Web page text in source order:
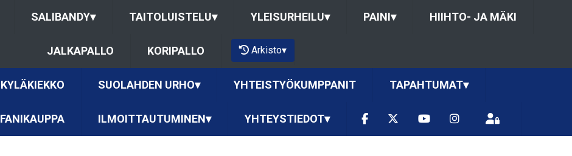
SALIBANDY▾ TAITOLUISTELU▾ YLEISURHEILU▾ PAINI▾ HIIHTO- JA MÄKI
JALKAPALLO KORIPALLO Arkisto▾
KYLÄKIEKKO SUOLAHDEN URHO▾ YHTEISTYÖKUMPPANIT TAPAHTUMAT▾
FANIKAUPPA ILMOITTAUTUMINEN▾ YHTEYSTIEDOT▾